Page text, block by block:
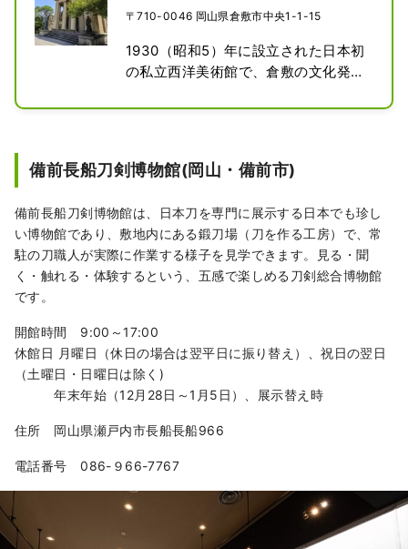
〒710-0046 岡山県倉敷市中央1-1-15
1930（昭和5）年に設立された日本初
の私立西洋美術館で、倉敷の文化発展
て創立されました。本館にはエル・グ
など、有名な西洋の名画が数多く展示
代美術、西洋現代美術、日本近代・現
代美術など約3,000点の美術品を収
蔵。
設計者の薬師寺主計は、設立者である
大原孫三郎が社長を務める倉敷絹織株
式会社に入り、大原の片腕として同社
や大原家が関係する数多くの建築物を
手がけました。
玄関の巨大な柱は、一見大理石に見え
の粉をモルタルに混ぜており、左官技
術によって施されています。
館内撮影不可
備前長船刀剣博物館(岡山・備前市)
備前長船刀剣博物館は、日本刀を専門に展示する日本でも珍し
い博物館であり、敷地内にある鍛刀場（刀を作る工房）で、常
駐の刀職人が実際に作業する様子を見学できます。見る・聞
く・触れる・体験するという、五感で楽しめる刀剣総合博物館
です。
開館時間 9:00～17:00
休館日 月曜日（休日の場合は翌平日に振り替え）、祝日の翌日
（土曜日・日曜日は除く)
年末年始（12月28日～1月5日）、展示替え時
住所 岡山県瀬戸内市長船長船966
電話番号 086-９66-7767